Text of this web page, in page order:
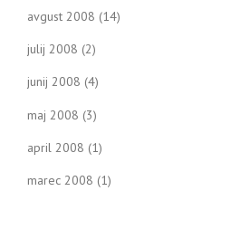
avgust 2008 (14)
julij 2008 (2)
junij 2008 (4)
maj 2008 (3)
april 2008 (1)
marec 2008 (1)